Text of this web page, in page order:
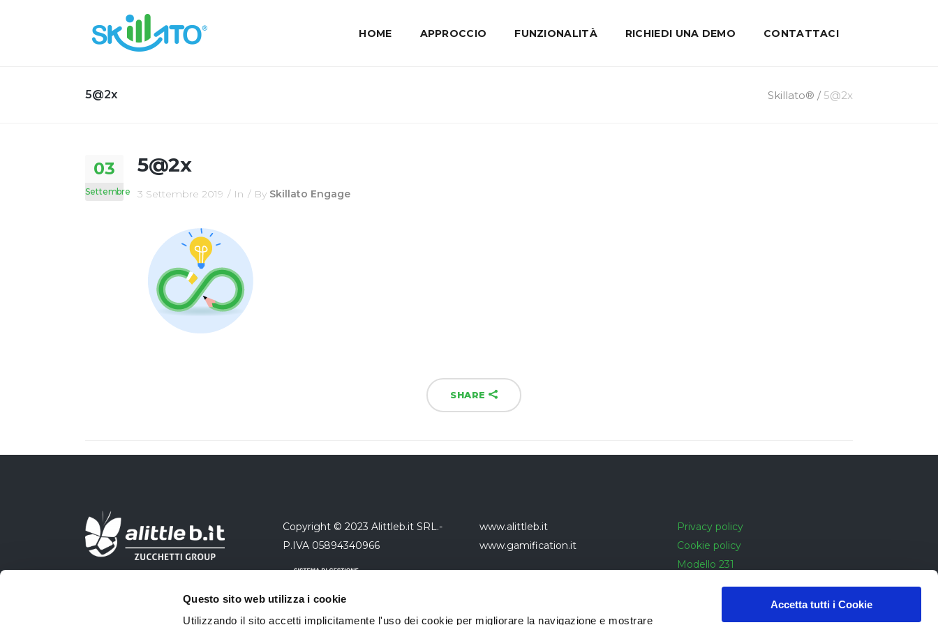
Questo sito web utilizza i cookie
Utilizzando il sito accetti implicitamente l'uso dei cookie per migliorare la navigazione e mostrare
Accetta tutti i Cookie
HOME APPROCCIO FUNZIONALITÀ RICHIEDI UNA DEMO CONTATTACI
5@2x Skillato® /5@2x
03
Settembre
5@2x
3 Settembre 2019 In By Skillato Engage
SHARE
Copyright © 2023 Alittleb.it SRL.-
P.IVA 05894340966
www.alittleb.it
www.gamification.it
Privacy policy
Cookie policy
Modello 231